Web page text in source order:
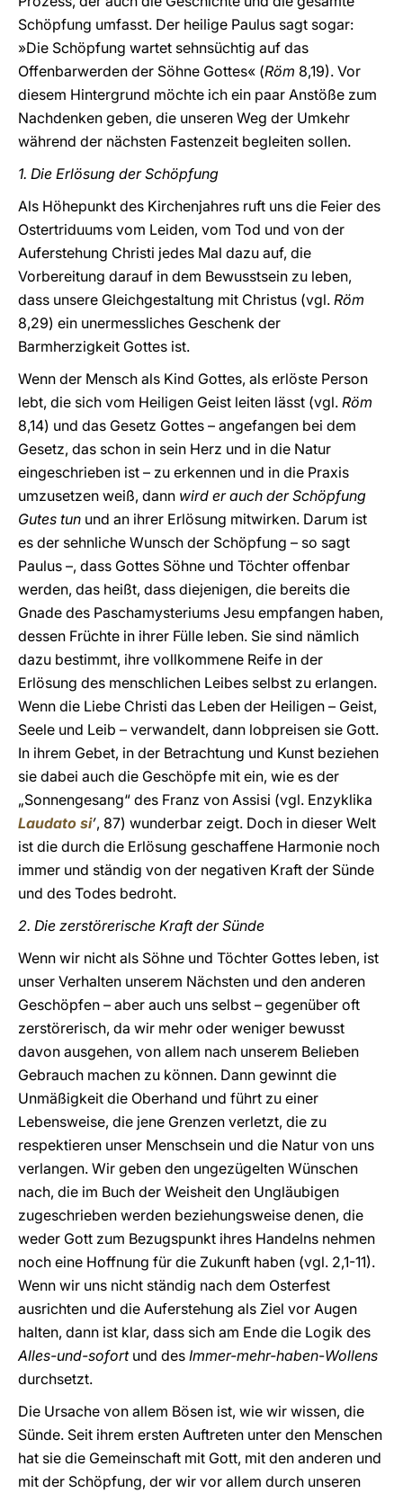
Schöpfung umfasst. Der heilige Paulus sagt sogar:
»Die Schöpfung wartet sehnsüchtig auf das
Offenbarwerden der Söhne Gottes« (Röm 8,19). Vor
diesem Hintergrund möchte ich ein paar Anstöße zum
Nachdenken geben, die unseren Weg der Umkehr
während der nächsten Fastenzeit begleiten sollen.
1. Die Erlösung der Schöpfung
Als Höhepunkt des Kirchenjahres ruft uns die Feier des
Ostertriduums vom Leiden, vom Tod und von der
Auferstehung Christi jedes Mal dazu auf, die
Vorbereitung darauf in dem Bewusstsein zu leben,
dass unsere Gleichgestaltung mit Christus (vgl. Röm
8,29) ein unermessliches Geschenk der
Barmherzigkeit Gottes ist.
Wenn der Mensch als Kind Gottes, als erlöste Person
lebt, die sich vom Heiligen Geist leiten lässt (vgl. Röm
8,14) und das Gesetz Gottes – angefangen bei dem
Gesetz, das schon in sein Herz und in die Natur
eingeschrieben ist – zu erkennen und in die Praxis
umzusetzen weiß, dann wird er auch der Schöpfung
Gutes tun und an ihrer Erlösung mitwirken. Darum ist
es der sehnliche Wunsch der Schöpfung – so sagt
Paulus –, dass Gottes Söhne und Töchter offenbar
werden, das heißt, dass diejenigen, die bereits die
Gnade des Paschamysteriums Jesu empfangen haben,
dessen Früchte in ihrer Fülle leben. Sie sind nämlich
dazu bestimmt, ihre vollkommene Reife in der
Erlösung des menschlichen Leibes selbst zu erlangen.
Wenn die Liebe Christi das Leben der Heiligen – Geist,
Seele und Leib – verwandelt, dann lobpreisen sie Gott.
In ihrem Gebet, in der Betrachtung und Kunst beziehen
sie dabei auch die Geschöpfe mit ein, wie es der
„Sonnengesang“ des Franz von Assisi (vgl. Enzyklika
Laudato si’, 87) wunderbar zeigt. Doch in dieser Welt
ist die durch die Erlösung geschaffene Harmonie noch
immer und ständig von der negativen Kraft der Sünde
und des Todes bedroht.
2. Die zerstörerische Kraft der Sünde
Wenn wir nicht als Söhne und Töchter Gottes leben, ist
unser Verhalten unserem Nächsten und den anderen
Geschöpfen – aber auch uns selbst – gegenüber oft
zerstörerisch, da wir mehr oder weniger bewusst
davon ausgehen, von allem nach unserem Belieben
Gebrauch machen zu können. Dann gewinnt die
Unmäßigkeit die Oberhand und führt zu einer
Lebensweise, die jene Grenzen verletzt, die zu
respektieren unser Menschsein und die Natur von uns
verlangen. Wir geben den ungezügelten Wünschen
nach, die im Buch der Weisheit den Ungläubigen
zugeschrieben werden beziehungsweise denen, die
weder Gott zum Bezugspunkt ihres Handelns nehmen
noch eine Hoffnung für die Zukunft haben (vgl. 2,1-11).
Wenn wir uns nicht ständig nach dem Osterfest
ausrichten und die Auferstehung als Ziel vor Augen
halten, dann ist klar, dass sich am Ende die Logik des
Alles-und-sofortund des Immer-mehr-haben-Wollens
durchsetzt.
Die Ursache von allem Bösen ist, wie wir wissen, die
Sünde. Seit ihrem ersten Auftreten unter den Menschen
hat sie die Gemeinschaft mit Gott, mit den anderen und
mit der Schöpfung, der wir vor allem durch unseren